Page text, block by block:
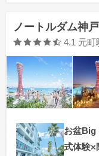
ノートルダム神戸
口コミ
4.1 元町
お盆Big
式体験×